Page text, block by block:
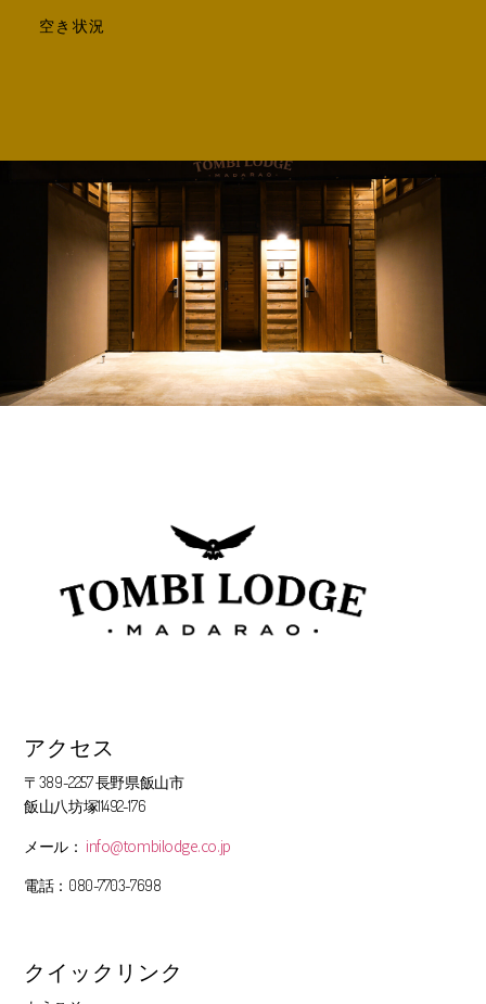
空き状況
アクセス
〒389-2257 長野県飯山市
飯山八坊塚11492-176
メール： info@tombilodge.co.jp
電話：080-7703-7698
クイックリンク